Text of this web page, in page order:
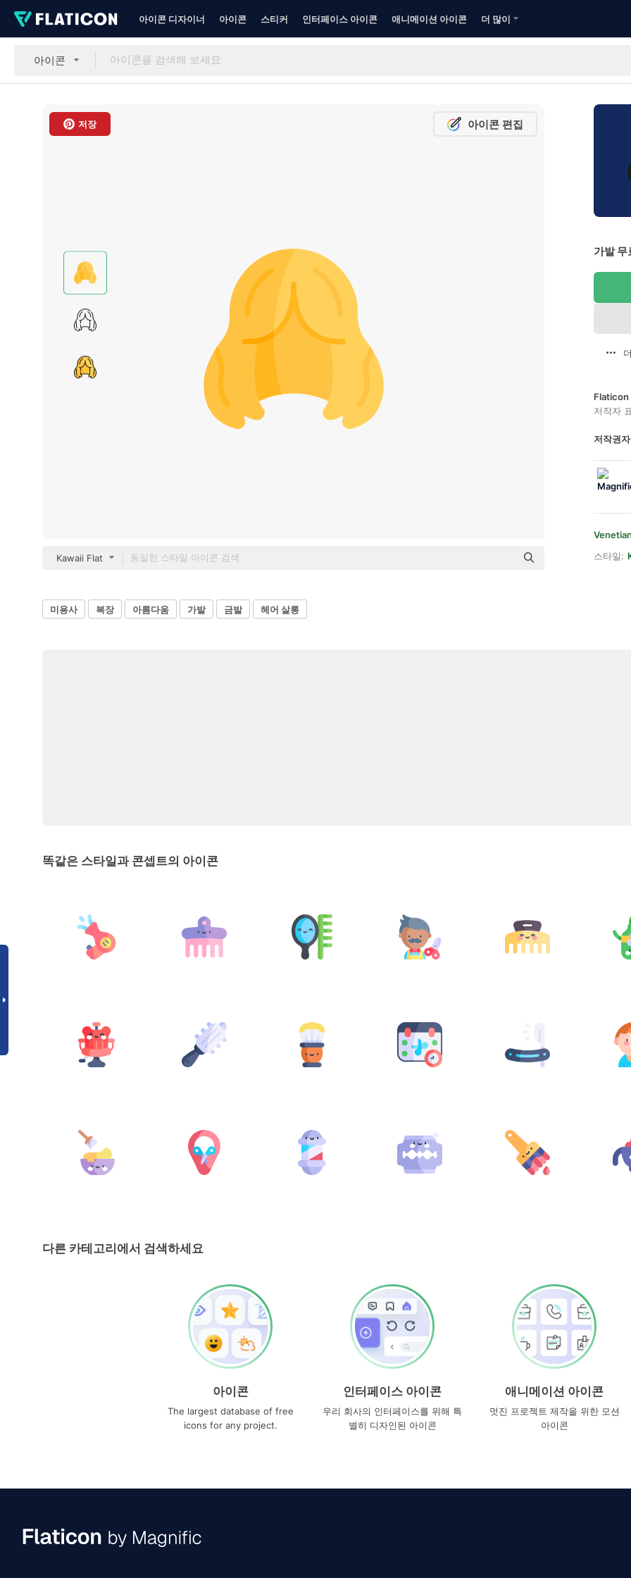
아이콘 디자이너 아이콘 스티커 인터페이스 아이콘 애니메이션 아이콘 더 많이
아이콘
저장 아이콘 편집
Kawaii Flat
가발 무
Flaticon
저작자
저작권
스타일:
미용사 복장 아름다움 가발 금발 헤어 살롱
똑같은 스타일과 콘셉트의 아이콘
다른 카테고리에서 검색하세요
아이콘
The largest database of free
icons for any project.
인터페이스 아이콘
우리 회사의 인터페이스를 위해 특
별히 디자인된 아이콘
애니메이션 아이콘
멋진 프로젝트 제작을 위한 모션
아이콘